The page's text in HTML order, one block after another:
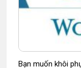
Bạn muốn khôi